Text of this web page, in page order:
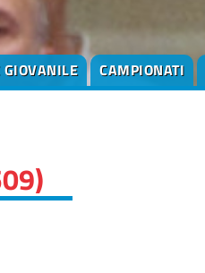
GIOVANILE CAMPIONATI